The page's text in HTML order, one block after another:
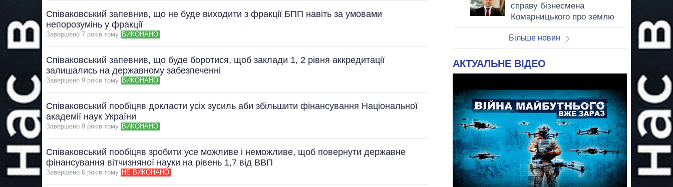
Співаковський запевнив, що не буде виходити з фракції БПП навіть за умовами
непорозумінь у фракції
Завершено 7 рокiв тому ВИКОНАНО
Співаковський запевнив, що буде боротися, щоб заклади 1, 2 рівня аккредитації
залишались на державному забезпеченні
Завершено 9 рокiв тому ВИКОНАНО
Співаковський пообіцяв докласти усіх зусиль аби збільшити фінансування Національної
академії наук України
Завершено 9 рокiв тому ВИКОНАНО
Співаковський пообіцяв зробити усе можливе і неможливе, щоб повернути державне
фінансування вітчизняної науки на рівень 1,7 від ВВП
Завершено 6 рокiв тому НЕ ВИКОНАНО
справу бізнесмена
Комарницького про землю
Більше новин
АКТУАЛЬНЕ ВІДЕО